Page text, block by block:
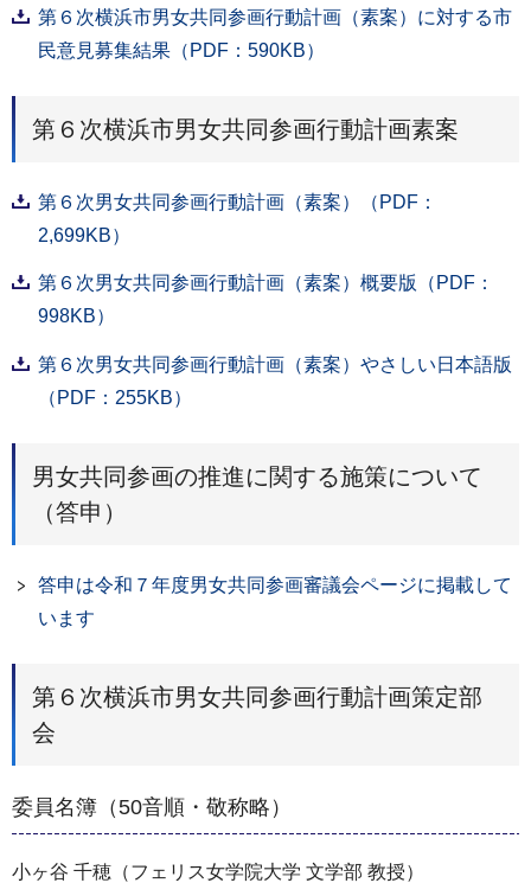
第６次横浜市男女共同参画行動計画（素案）に対する市
民意見募集結果（PDF：590KB）
第６次横浜市男女共同参画行動計画素案
第６次男女共同参画行動計画（素案）（PDF：
2,699KB）
第６次男女共同参画行動計画（素案）概要版（PDF：
998KB）
第６次男女共同参画行動計画（素案）やさしい日本語版
（PDF：255KB）
男女共同参画の推進に関する施策について
（答申）
答申は令和７年度男女共同参画審議会ページに掲載して
います
第６次横浜市男女共同参画行動計画策定部
会
委員名簿（50音順・敬称略）
小ヶ谷 千穂（フェリス女学院大学 文学部 教授）